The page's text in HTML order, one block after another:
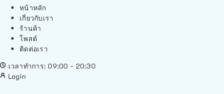
หน้าหลัก
เกี่ยวกับเรา
ร้านค้า
โพสต์
ติดต่อเรา
เวลาทำการ: 09:00 - 20:30
Login